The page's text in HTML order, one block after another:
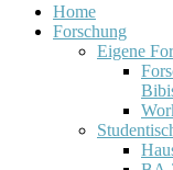
Home
Forschung
Eigene